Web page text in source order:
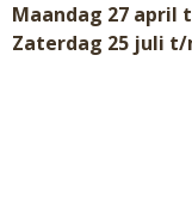
Maandag 27 april
Zaterdag 25 juli t/